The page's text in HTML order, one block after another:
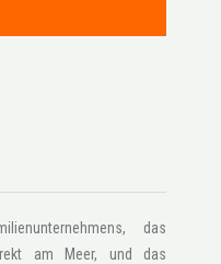
das
am Meer, und das